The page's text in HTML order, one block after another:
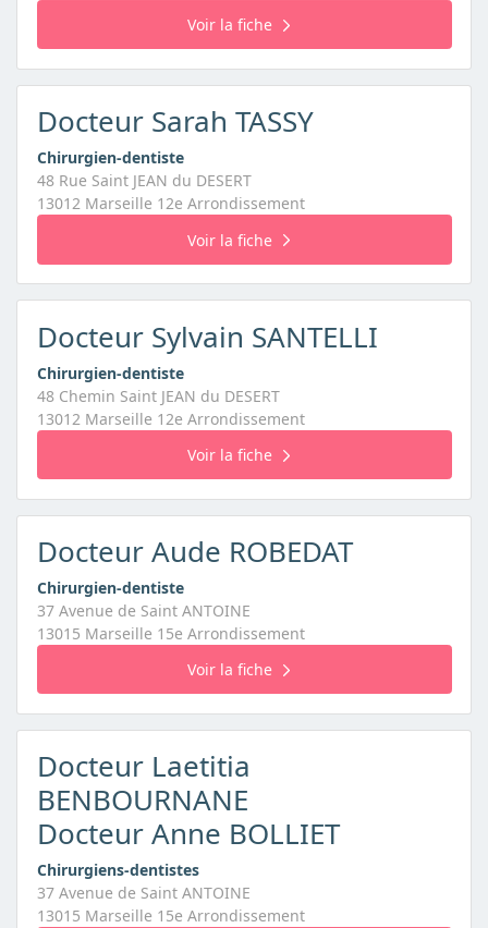
Voir la fiche
Docteur Sarah TASSY
Chirurgien-dentiste
48 Rue Saint JEAN du DESERT
13012 Marseille 12e Arrondissement
Voir la fiche
Docteur Sylvain SANTELLI
Chirurgien-dentiste
48 Chemin Saint JEAN du DESERT
13012 Marseille 12e Arrondissement
Voir la fiche
Docteur Aude ROBEDAT
Chirurgien-dentiste
37 Avenue de Saint ANTOINE
13015 Marseille 15e Arrondissement
Voir la fiche
Docteur Laetitia
BENBOURNANE
Docteur Anne BOLLIET
Chirurgiens-dentistes
37 Avenue de Saint ANTOINE
13015 Marseille 15e Arrondissement